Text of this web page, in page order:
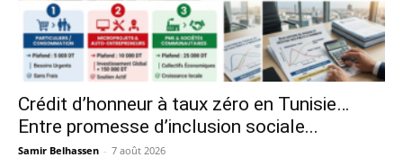
Crédit d’honneur à taux zéro en Tunisie…
Entre promesse d’inclusion sociale...
Samir Belhassen - 7 août 2026